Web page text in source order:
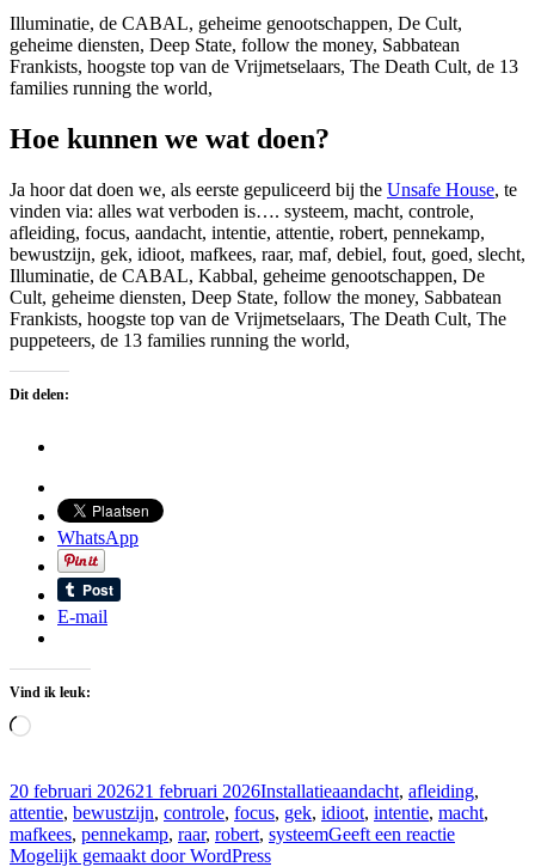
Illuminatie, de CABAL, geheime genootschappen, De Cult,
geheime diensten, Deep State, follow the money, Sabbatean
Frankists, hoogste top van de Vrijmetselaars, The Death Cult, de 13
families running the world,
Hoe kunnen we wat doen?
Ja hoor dat doen we, als eerste gepuliceerd bij the Unsafe House, te
vinden via: alles wat verboden is…. systeem, macht, controle,
afleiding, focus, aandacht, intentie, attentie, robert, pennekamp,
bewustzijn, gek, idioot, mafkees, raar, maf, debiel, fout, goed, slecht,
Illuminatie, de CABAL, Kabbal, geheime genootschappen, De
Cult, geheime diensten, Deep State, follow the money, Sabbatean
Frankists, hoogste top van de Vrijmetselaars, The Death Cult, The
puppeteers, de 13 families running the world,
Dit delen:
WhatsApp
E-mail
Vind ik leuk:
Aan
Geplaatst
op
20 februari 202621 februari 2026Categorieën
InstallatieTags
aandacht, afleiding,
attentie, bewustzijn, controle, focus, gek, idioot, intentie, macht,
mafkees, pennekamp, raar, robert, systeemGeeft een reactieop
Mogelijk gemaakt door WordPress